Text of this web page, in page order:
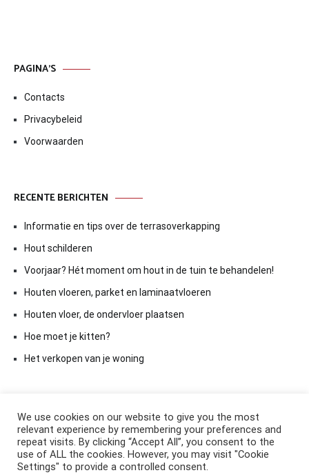
PAGINA’S
Contacts
Privacybeleid
Voorwaarden
RECENTE BERICHTEN
Informatie en tips over de terrasoverkapping
Hout schilderen
Voorjaar? Hét moment om hout in de tuin te behandelen!
Houten vloeren, parket en laminaatvloeren
Houten vloer, de ondervloer plaatsen
Hoe moet je kitten?
Het verkopen van je woning
We use cookies on our website to give you the most
relevant experience by remembering your preferences and
repeat visits. By clicking “Accept All”, you consent to the
use of ALL the cookies. However, you may visit "Cookie
Settings" to provide a controlled consent.